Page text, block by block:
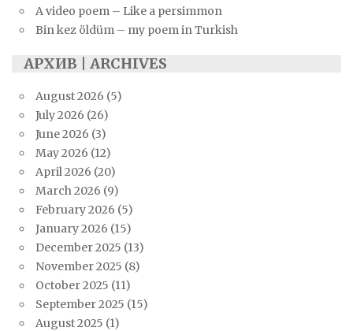
A video poem – Like a persimmon
Bin kez öldüm – my poem in Turkish
АРХИВ | ARCHIVES
August 2026 (5)
July 2026 (26)
June 2026 (3)
May 2026 (12)
April 2026 (20)
March 2026 (9)
February 2026 (5)
January 2026 (15)
December 2025 (13)
November 2025 (8)
October 2025 (11)
September 2025 (15)
August 2025 (1)